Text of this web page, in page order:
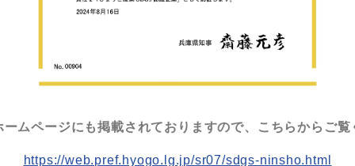
ムページにも掲載されておりますので、こちらからご覧
https://web.pref.hyogo.lg.jp/sr07/sdgs-ninsho.html